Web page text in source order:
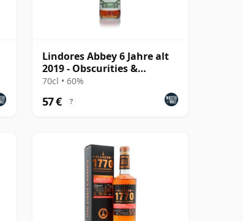
Lindores Abbey 6 Jahre alt
2019 - Obscurities &
Curiosities
70cl • 60%
57 € ?